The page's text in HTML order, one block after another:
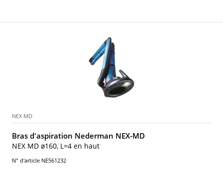
NEX MD
Bras d'aspiration Nederman NEX-MD
NEX MD ø160, L=4 en haut
N° d'article NE561232